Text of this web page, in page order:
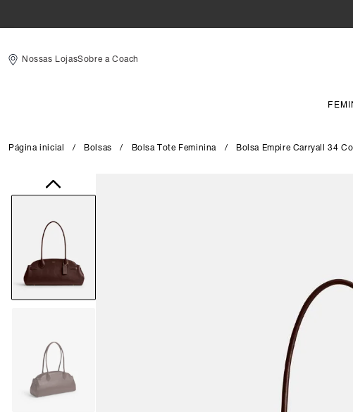
Nossas LojasSobre a Coach
Página inicial / Bolsas / Bolsa Tote Feminina / Bolsa Empire Carryall 34